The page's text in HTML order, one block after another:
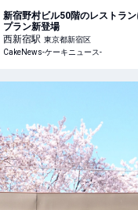
新宿野村ビル50階のレストラ
プラン新登場
西新宿駅 東京都新宿区
CakeNews-ケーキニュース-